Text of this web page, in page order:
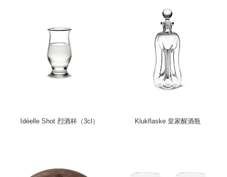
Idéelle Shot 烈酒杯（3cl） Klukflaske 皇家醒酒瓶